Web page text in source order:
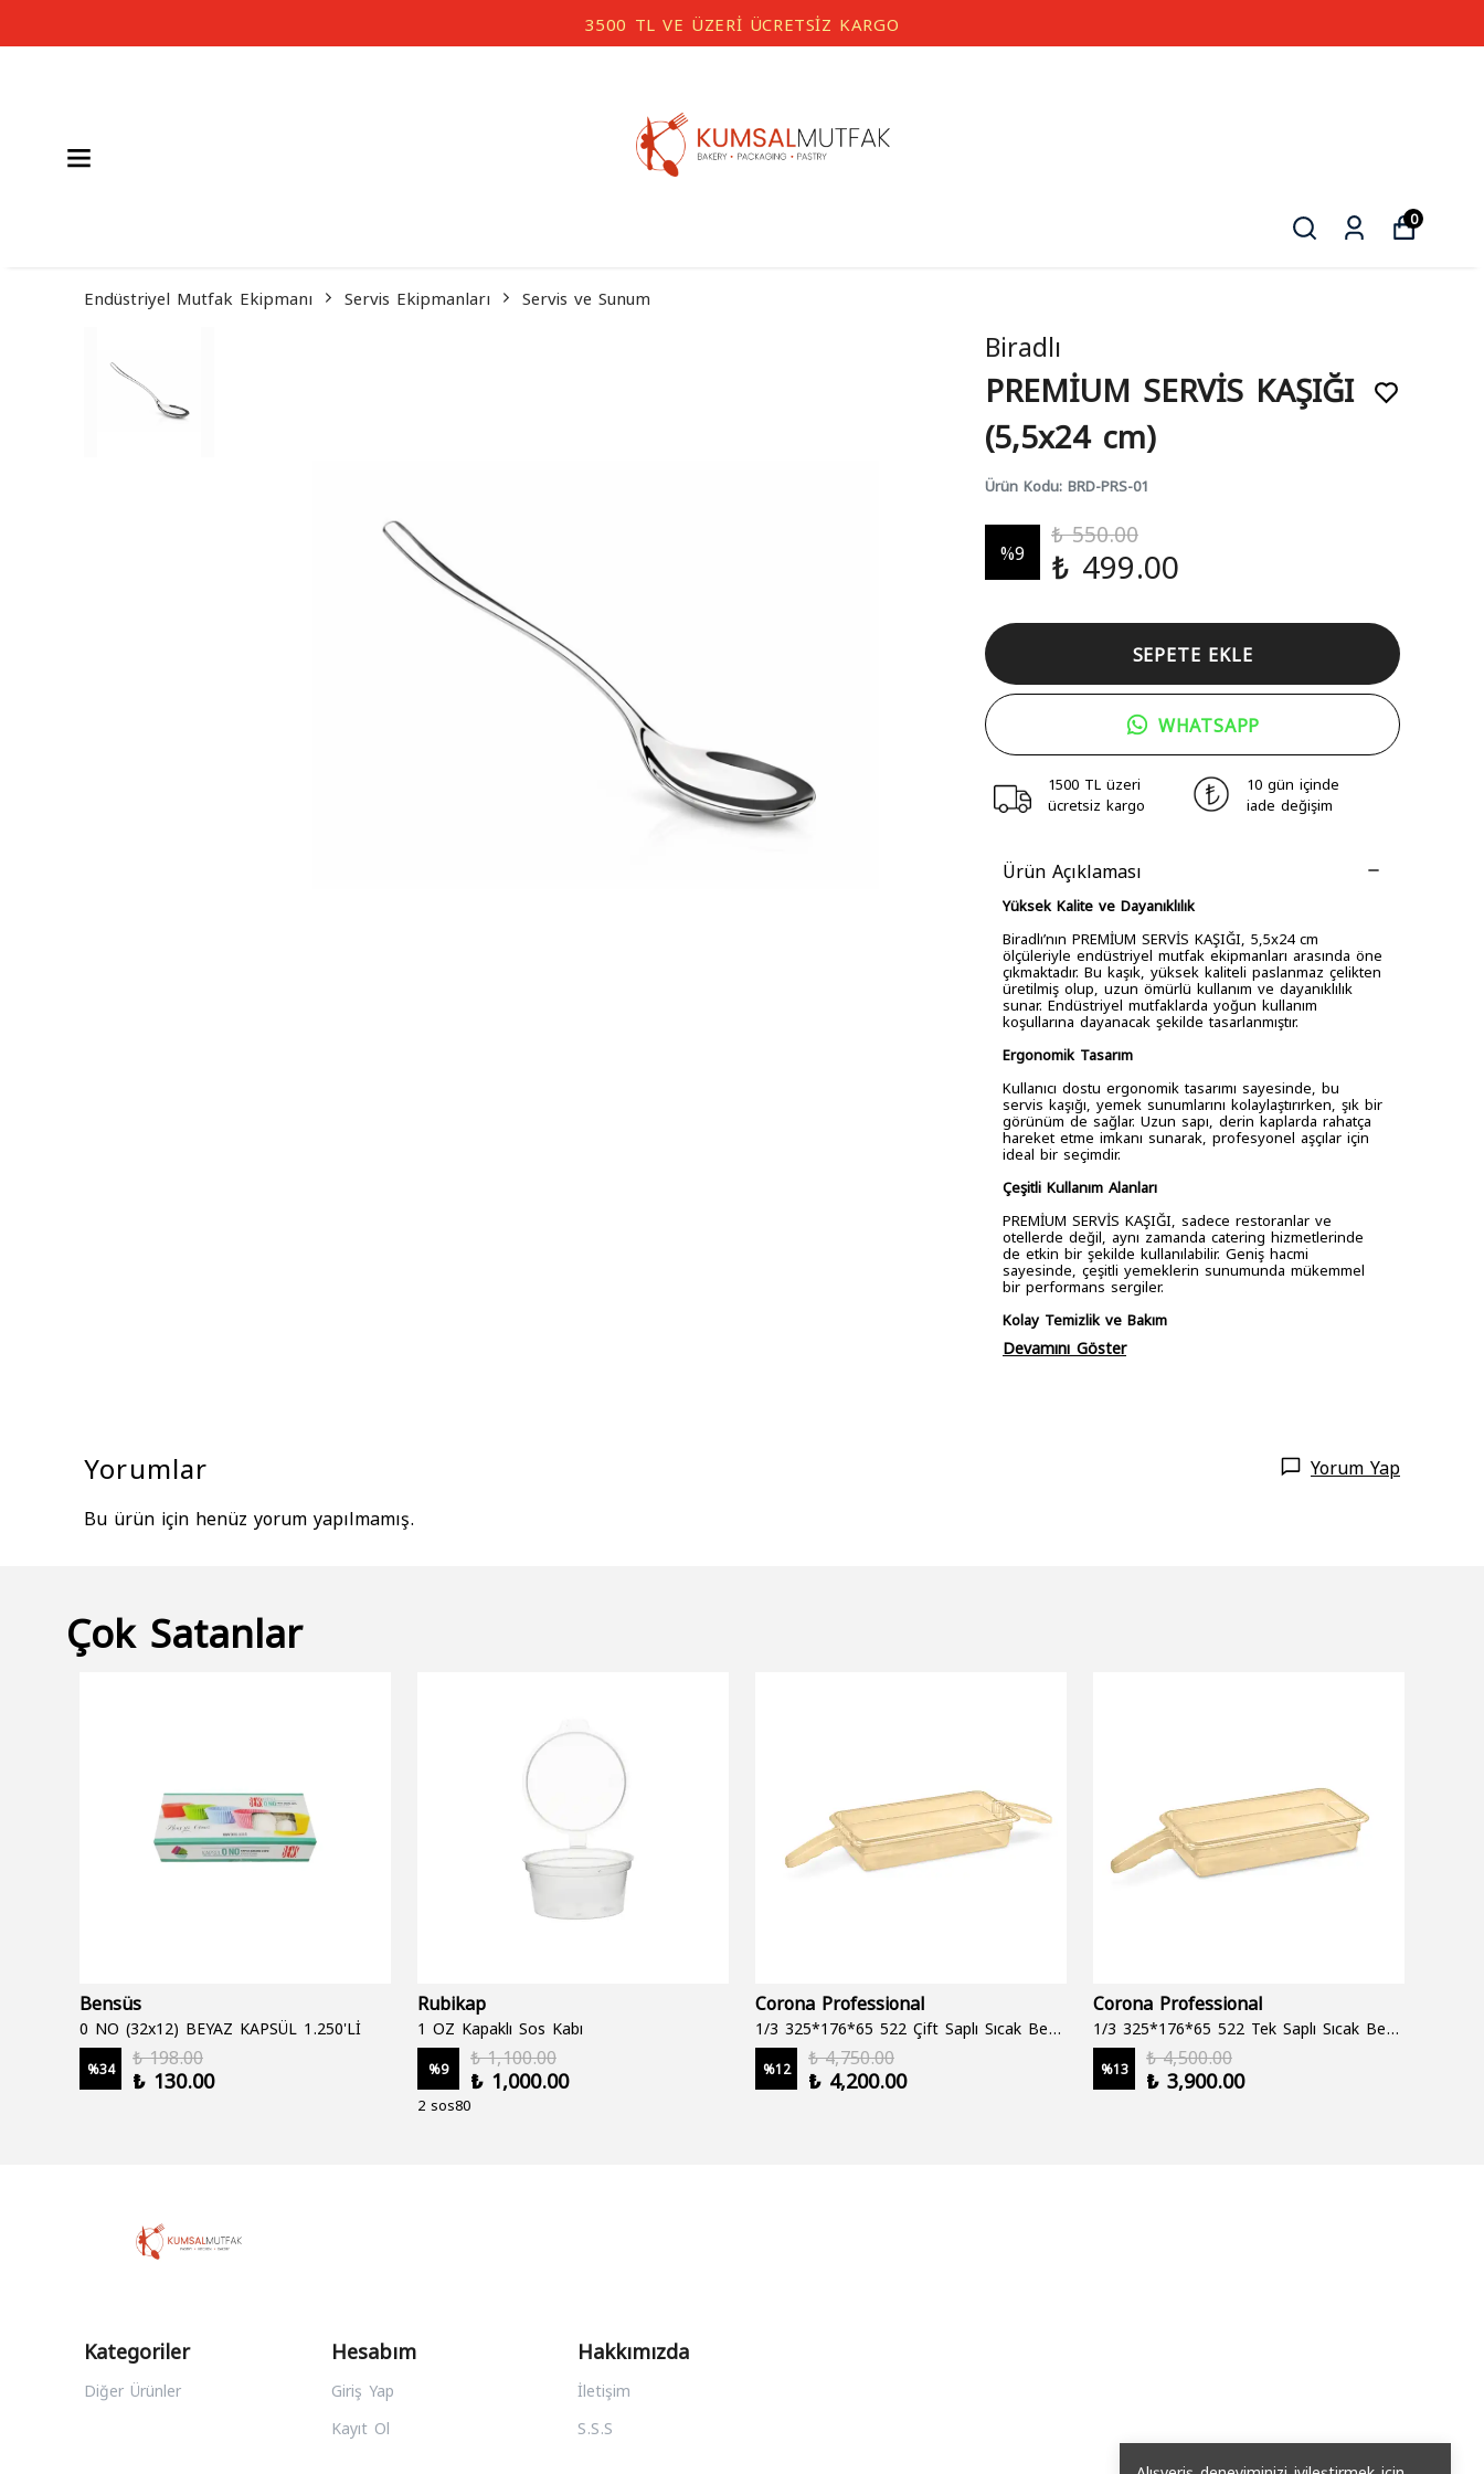
3500 TL VE ÜZERİ ÜCRETSİZ KARGO
0
Endüstriyel Mutfak Ekipmanı Servis Ekipmanları Servis ve Sunum
Biradlı
PREMİUM SERVİS KAŞIĞI
(5,5x24 cm)
Ürün Kodu: BRD-PRS-01
%9
₺ 550.00
₺ 499.00
SEPETE EKLE
WHATSAPP
1500 TL üzeri
ücretsiz kargo
10 gün içinde
iade değişim
Ürün Açıklaması
Yüksek Kalite ve Dayanıklılık
Biradlı’nın PREMİUM SERVİS KAŞIĞI, 5,5x24 cm
ölçüleriyle endüstriyel mutfak ekipmanları arasında öne
çıkmaktadır. Bu kaşık, yüksek kaliteli paslanmaz çelikten
üretilmiş olup, uzun ömürlü kullanım ve dayanıklılık
sunar. Endüstriyel mutfaklarda yoğun kullanım
koşullarına dayanacak şekilde tasarlanmıştır.
Ergonomik Tasarım
Kullanıcı dostu ergonomik tasarımı sayesinde, bu
servis kaşığı, yemek sunumlarını kolaylaştırırken, şık bir
görünüm de sağlar. Uzun sapı, derin kaplarda rahatça
hareket etme imkanı sunarak, profesyonel aşçılar için
ideal bir seçimdir.
Çeşitli Kullanım Alanları
PREMİUM SERVİS KAŞIĞI, sadece restoranlar ve
otellerde değil, aynı zamanda catering hizmetlerinde
de etkin bir şekilde kullanılabilir. Geniş hacmi
sayesinde, çeşitli yemeklerin sunumunda mükemmel
bir performans sergiler.
Kolay Temizlik ve Bakım
Devamını Göster
Yorumlar Yorum Yap
Bu ürün için henüz yorum yapılmamış.
Çok Satanlar
Bensüs
0 NO (32x12) BEYAZ KAPSÜL 1.250'Lİ
%34
₺ 198.00
₺ 130.00
Rubikap
1 OZ Kapaklı Sos Kabı
%9
₺ 1,100.00
₺ 1,000.00
2 sos80
Corona Professional
1/3 325*176*65 522 Çift Saplı Sıcak Bekletme Tepsisi
%12
₺ 4,750.00
₺ 4,200.00
Corona Professional
1/3 325*176*65 522 Tek Saplı Sıcak Bekletme Tepsisi
%13
₺ 4,500.00
₺ 3,900.00
Kategoriler
Diğer Ürünler
Hesabım
Giriş Yap
Kayıt Ol
Hakkımızda
İletişim
S.S.S